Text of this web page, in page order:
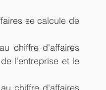
se calcule de
chiffre d'affaires
l'entreprise et le